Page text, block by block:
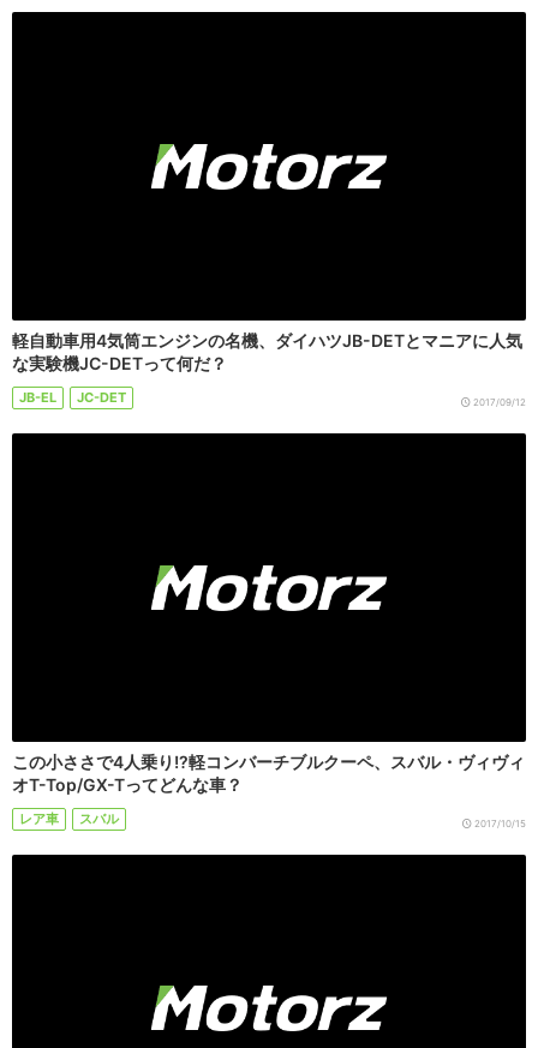
軽自動車用4気筒エンジンの名機、ダイハツJB-DETとマニアに人気
な実験機JC-DETって何だ？
JB-EL JC-DET 2017/09/12
この小ささで4人乗り!?軽コンバーチブルクーペ、スバル・ヴィヴィ
オT-Top/GX-Tってどんな車？
レア車 スバル 2017/10/15